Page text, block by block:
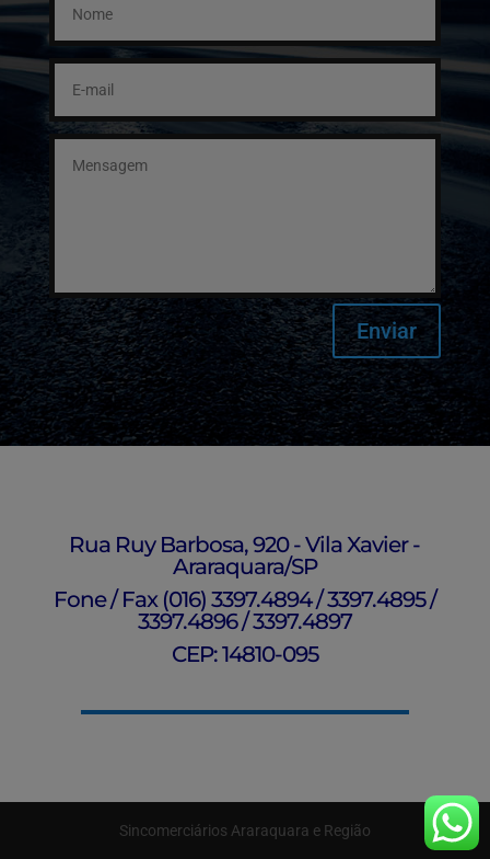
Enviar
Rua Ruy Barbosa, 920 - Vila Xavier -
Araraquara/SP
Fone / Fax (016) 3397.4894 / 3397.4895 /
3397.4896 / 3397.4897
CEP: 14810-095
Sincomerciários Araraquara e Região